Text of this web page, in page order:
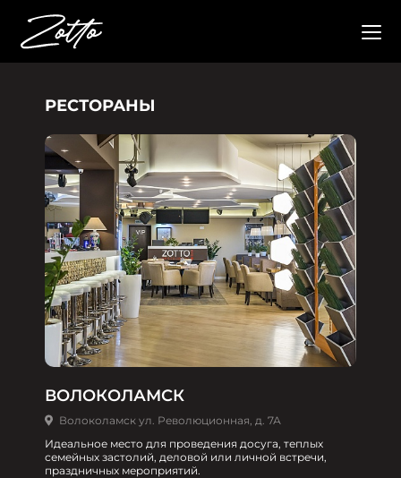
РЕСТОРАНЫ
ВОЛОКОЛАМСК
Волоколамск ул. Революционная, д. 7А
Идеальное место для проведения досуга, теплых
семейных застолий, деловой или личной встречи,
праздничных мероприятий.